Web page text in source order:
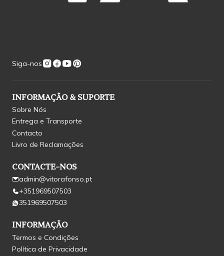
Siga-nos
INFORMAÇÃO & SUPORTE
Sobre Nós
Entrega e Transporte
Contacto
Livro de Reclamações
CONTACTE-NOS
admin@vitorafonso.pt
+351969507503
351969507503
INFORMAÇÃO
Termos e Condições
Política de Privacidade